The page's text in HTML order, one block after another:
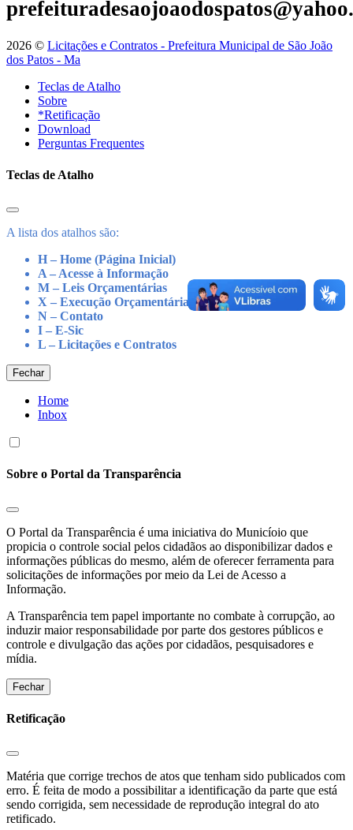
2026 © Licitações e Contratos - Prefeitura Municipal de São João
dos Patos - Ma
Teclas de Atalho
Sobre
*Retificação
Download
Perguntas Frequentes
Teclas de Atalho
A lista dos atalhos são:
H – Home (Página Inicial)
A – Acesse à Informação
M – Leis Orçamentárias
X – Execução Orçamentária
N – Contato
I – E-Sic
L – Licitações e Contratos
Fechar
Home
Inbox
Sobre o Portal da Transparência
O Portal da Transparência é uma iniciativa do Municíoio que
propicia o controle social pelos cidadãos ao disponibilizar dados e
informações públicas do mesmo, além de oferecer ferramenta para
solicitações de informações por meio da Lei de Acesso a
Informação.
A Transparência tem papel importante no combate à corrupção, ao
induzir maior responsabilidade por parte dos gestores públicos e
controle e divulgação das ações por cidadãos, pesquisadores e
mídia.
Fechar
Retificação
Matéria que corrige trechos de atos que tenham sido publicados com
erro. É feita de modo a possibilitar a identificação da parte que está
sendo corrigida, sem necessidade de reprodução integral do ato
retificado.